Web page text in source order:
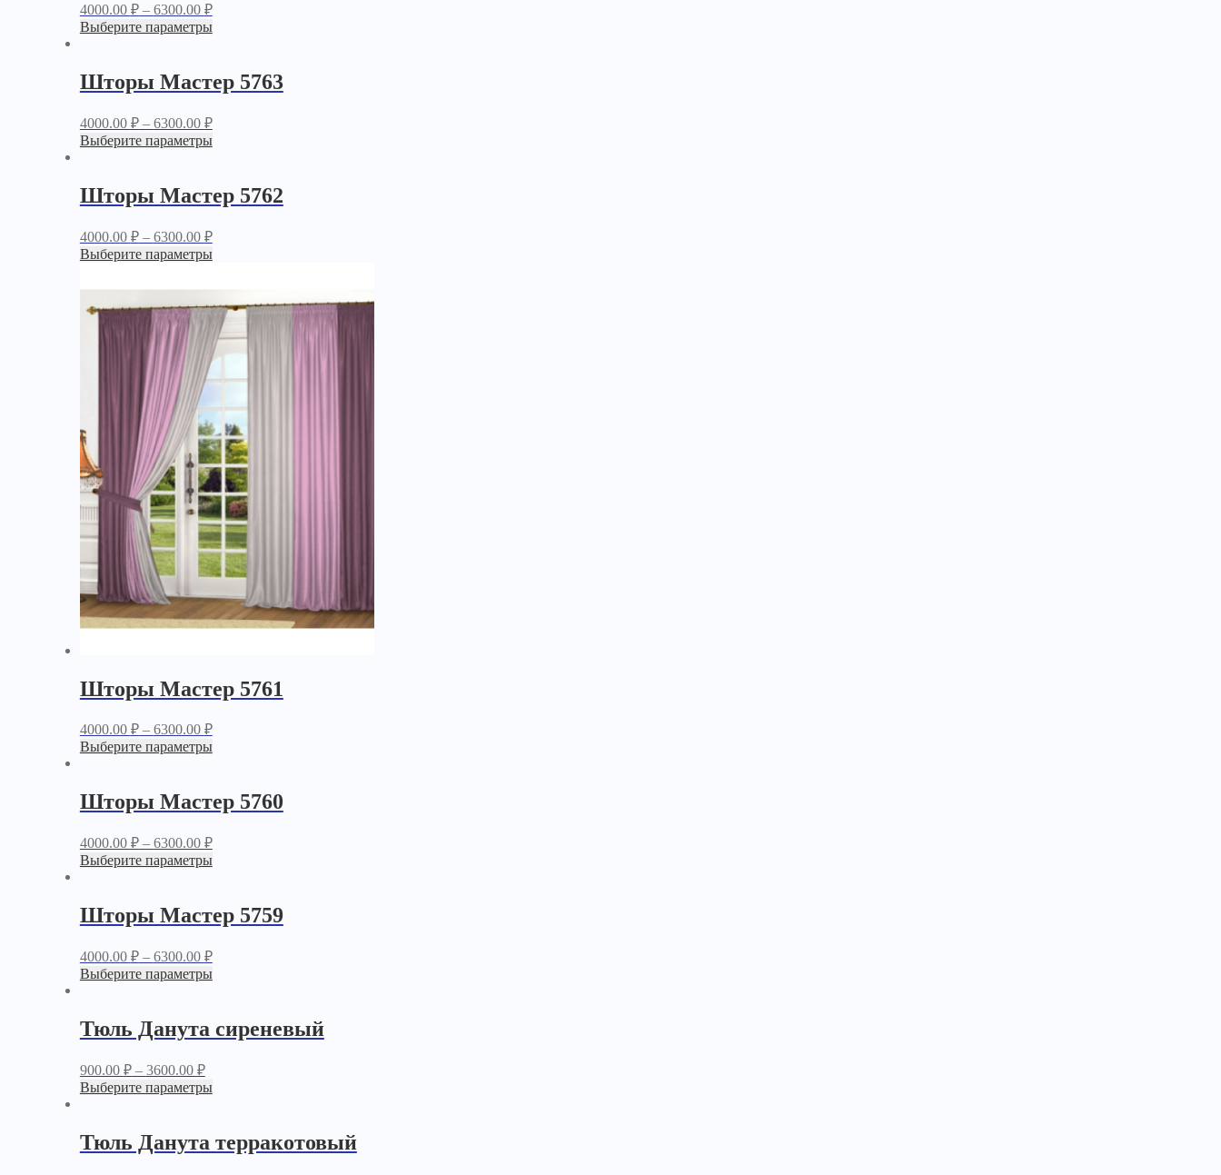
4000.00 ₽– 6300.00 ₽
Выберите параметры
Шторы Мастер 5763
4000.00 ₽– 6300.00 ₽
Выберите параметры
Шторы Мастер 5762
4000.00 ₽– 6300.00 ₽
Выберите параметры
Шторы Мастер 5761
4000.00 ₽– 6300.00 ₽
Выберите параметры
Шторы Мастер 5760
4000.00 ₽– 6300.00 ₽
Выберите параметры
Шторы Мастер 5759
4000.00 ₽– 6300.00 ₽
Выберите параметры
Тюль Данута сиреневый
900.00 ₽– 3600.00 ₽
Выберите параметры
Тюль Данута терракотовый